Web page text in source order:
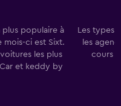
populaire à
mois-ci est Sixt.
les plus
et keddy by
Les types
les
cours